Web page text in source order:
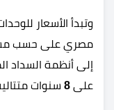
وتبدأ الأسعار
مصري على حسب
إلى أنظمة السداد
على 8 سنوات